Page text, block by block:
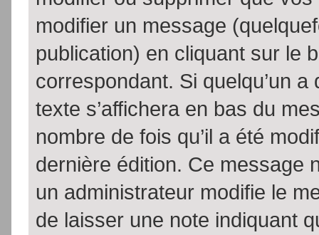
modifier un message
publication) en cliquant sur le
correspondant. Si quelqu’un
texte s’affichera en bas du
nombre de fois qu’il a été
dernière édition. Ce message
un administrateur modifie le
de laisser une note indiquant